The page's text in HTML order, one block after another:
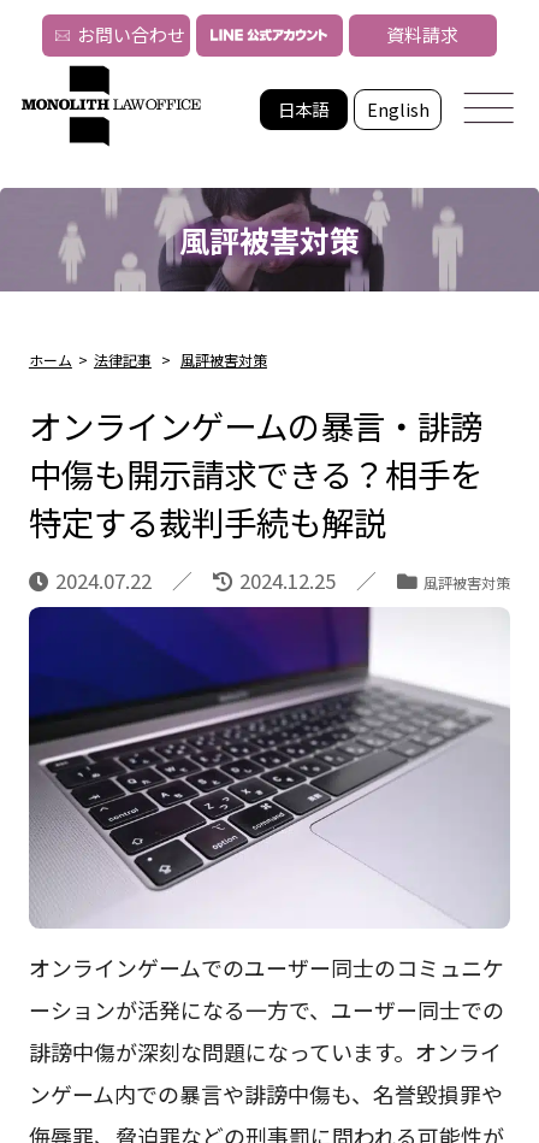
日本語 English
お問い合わせ 資料請求
風評被害対策
ホーム > 法律記事 > 風評被害対策
オンラインゲームの暴言・誹謗
中傷も開示請求できる？相手を
特定する裁判手続も解説
2024.07.22 2024.12.25 風評被害対策
オンラインゲームでのユーザー同士のコミュニケ
ーションが活発になる一方で、ユーザー同士での
誹謗中傷が深刻な問題になっています。オンライ
ンゲーム内での暴言や誹謗中傷も、名誉毀損罪や
侮辱罪、脅迫罪などの刑事罰に問われる可能性が